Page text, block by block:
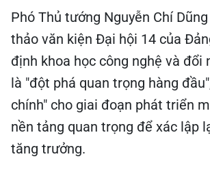
Phó Thủ tướng Nguyễn Chí
thảo văn kiện Đại hội 14 của
định khoa học công nghệ và đổi
là "đột phá quan trọng hàng
chính" cho giai đoạn phát triển
nền tảng quan trọng để xác lập
tăng trưởng.